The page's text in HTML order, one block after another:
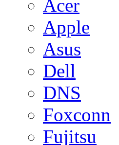
Acer
Apple
Asus
Dell
DNS
Foxconn
Fujitsu